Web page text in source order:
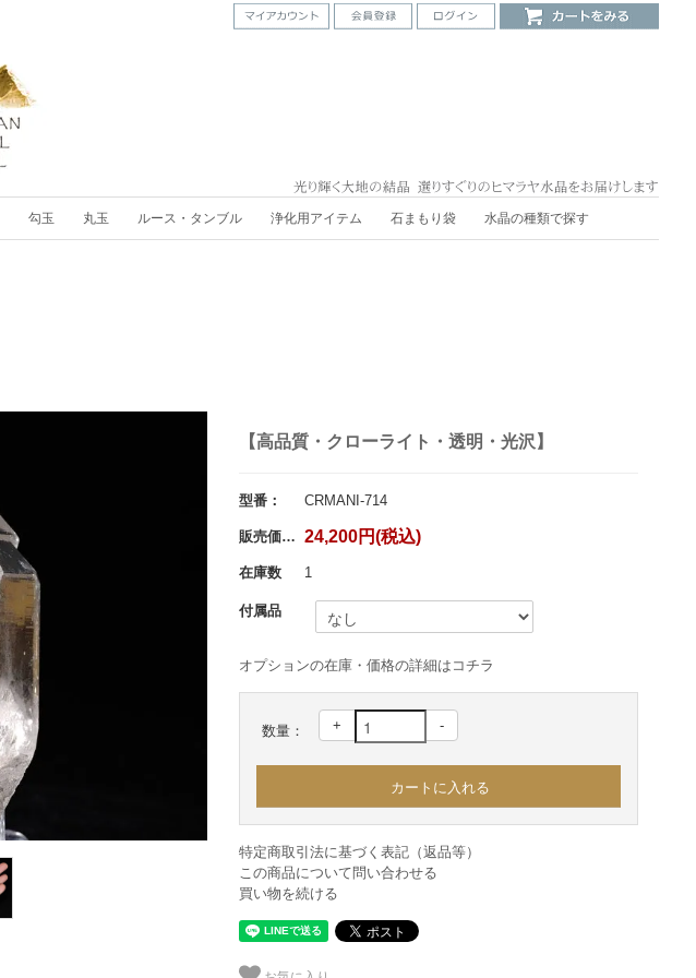
勾玉 丸玉 ルース・タンブル 浄化用アイテム 石まもり袋 水晶の種類で探す
【高品質・クローライト・透明・光沢】
型番： CRMANI-714
販売価格： 24,200円(税込)
在庫数 1
付属品
オプションの在庫・価格の詳細はコチラ
数量： + -
特定商取引法に基づく表記（返品等）
この商品について問い合わせる
買い物を続ける